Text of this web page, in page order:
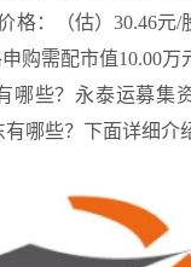
格：（估）30.46元
购需配市值10.00
哪些？永泰运募集
哪些？下面详细介